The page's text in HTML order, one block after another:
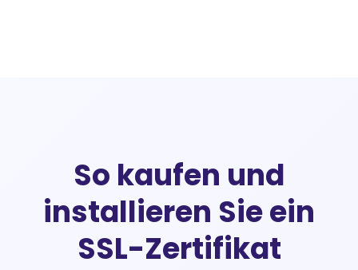
So kaufen und
installieren Sie ein
SSL-Zertifikat